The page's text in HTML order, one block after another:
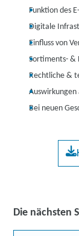
Funktion des
Digitale
Einfluss von
Sortiments- &
Rechtliche &
Auswirkungen
Bei neuen
Die nächsten